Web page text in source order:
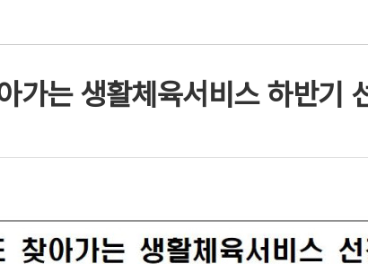
가는 생활체육서비스 하반기